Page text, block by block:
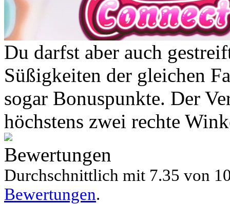
Du darfst aber auch
Süßigkeiten der gleichen
sogar Bonuspunkte. Der
höchstens zwei rechte
Bewertungen
Durchschnittlich mit 7.35 von
Bewertungen.